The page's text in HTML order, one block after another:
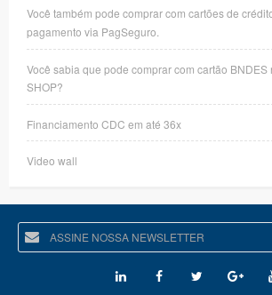
Você também pode comprar com cartões de
pagamento via PagSeguro.
Você sabia que pode comprar com cartão BNDES
SHOP?
Financiamento CDC em até 36x
Video wall